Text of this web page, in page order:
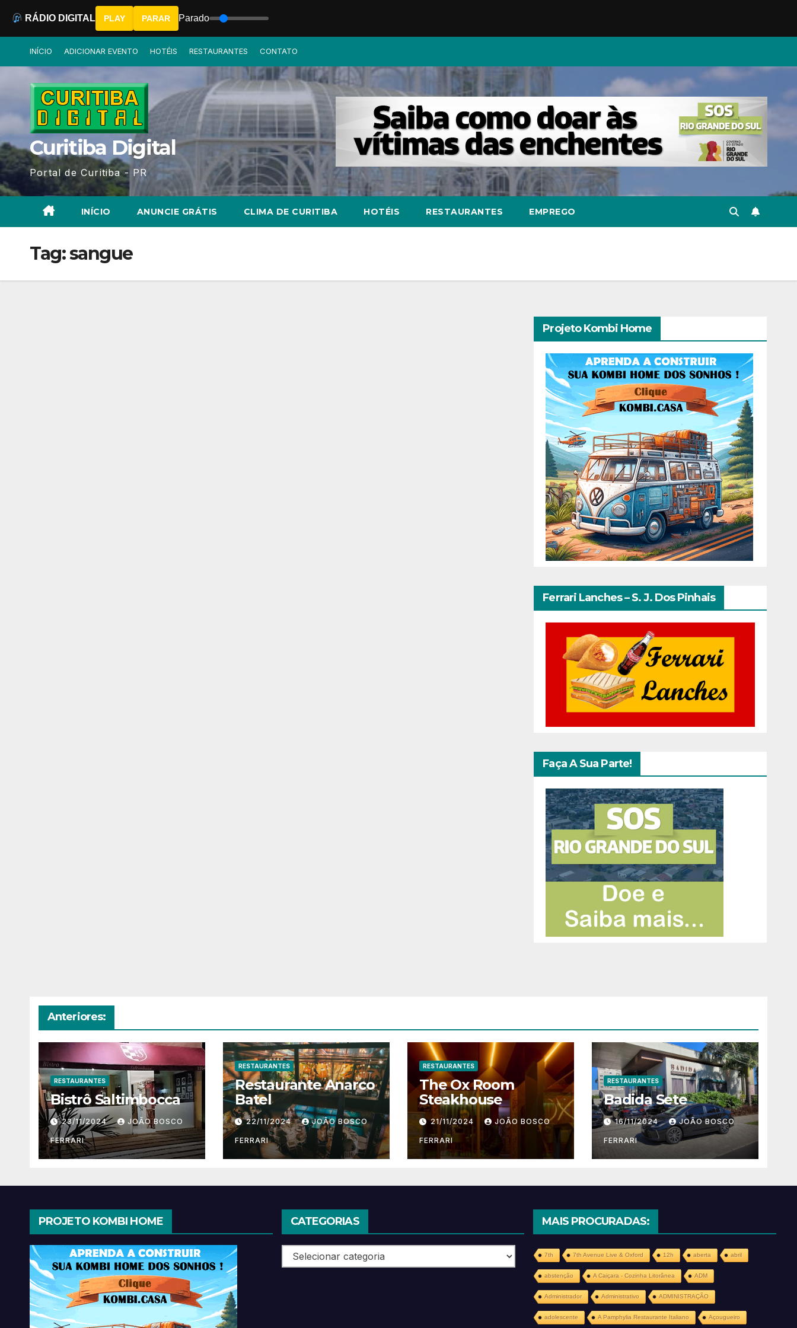
INÍCIO ADICIONAR EVENTO HOTÉIS RESTAURANTES CONTATO
Curitiba Digital
Portal de Curitiba - PR
INÍCIO ANUNCIE GRÁTIS CLIMA DE CURITIBA HOTÉIS RESTAURANTES EMPREGO
Tag:sangue
Projeto Kombi Home
Ferrari Lanches – S. J. Dos Pinhais
Faça A Sua Parte!
Anteriores:
RESTAURANTES
Bistrô Saltimbocca
23/11/2024 JOÃO BOSCO
FERRARI
RESTAURANTES
Restaurante Anarco
Batel
22/11/2024 JOÃO BOSCO
FERRARI
RESTAURANTES
The Ox Room
Steakhouse
21/11/2024 JOÃO BOSCO
FERRARI
RESTAURANTES
Badida Sete
16/11/2024 JOÃO BOSCO
FERRARI
PROJETO KOMBI HOME CATEGORIAS
Categorias
MAIS PROCURADAS:
7th 7th Avenue Live & Oxford 12h aberta abril
abstenção A Caiçara - Cozinha Litorânea ADM
Administrador Administrativo ADMINISTRAÇÃO
adolescente A Pamphylia Restaurante Italiano Açougueiro
RÁDIO DIGITAL PLAY PARAR Parado